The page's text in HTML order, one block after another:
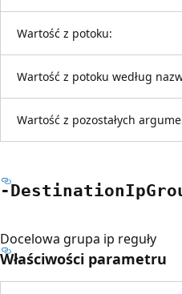
Wartość z potoku:
Wartość z potoku według
Wartość z pozostałych
-Destination
Docelowa grupa ip reguły
Właściwości parametru